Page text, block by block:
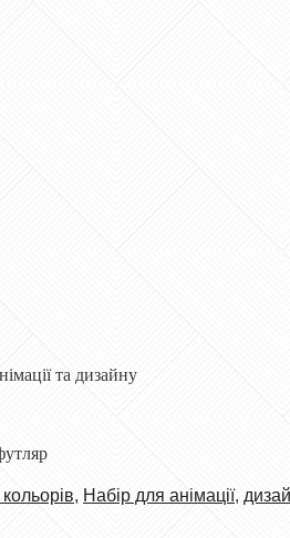
та дизайну
, Набір для анімації,